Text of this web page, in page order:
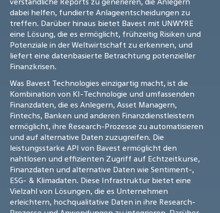
dabei helfen, fundierte Anlageentscheidungen zu
treffen. Darüber hinaus bietet Bavest mit UNWYRE
eine Lösung, die es ermöglicht, frühzeitig Risiken und
Potenziale in der Weltwirtschaft zu erkennen, und
liefert eine datenbasierte Betrachtung potenzieller
Finanzkrisen.
Was Bavest Technologies einzigartig macht, ist die
Kombination von KI-Technologie und umfassenden
Finanzdaten, die es Anlegern, Asset Managern,
Fintechs, Banken und anderen Finanzdienstleistern
ermöglicht, ihre Research-Prozesse zu automatisieren
und auf alternative Daten zuzugreifen. Die
leistungsstarke API von Bavest ermöglicht den
nahtlosen und effizienten Zugriff auf Echtzeitkurse,
Finanzdaten und alternative Daten wie Sentiment-,
ESG- & Klimadaten. Diese Infrastruktur bietet eine
Vielzahl von Lösungen, die es Unternehmen
erleichtern, hochqualitative Daten in ihre Research-